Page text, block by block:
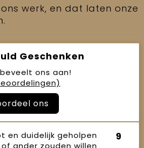
werk, en dat laten onze
Geschenken
beveelt ons aan!
ons
en duidelijk geholpen
ander zouden willen
9